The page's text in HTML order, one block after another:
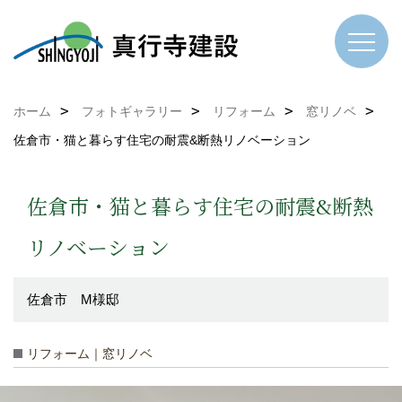
ホーム フォトギャラリー リフォーム
窓リノベ
佐倉市・猫と暮らす住宅の耐震&断熱リノベーション
佐倉市・猫と暮らす住宅の耐震&断熱
リノベーション
佐倉市 M様邸
リフォーム｜窓リノベ